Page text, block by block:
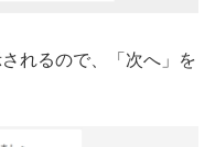
れるので、「次へ」を